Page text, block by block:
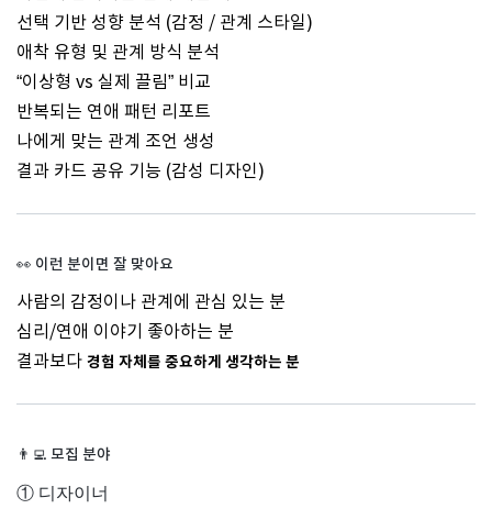
선택 기반 성향 분석 (감정 / 관계 스타일)
애착 유형 및 관계 방식 분석
“이상형 vs 실제 끌림” 비교
반복되는 연애 패턴 리포트
나에게 맞는 관계 조언 생성
결과 카드 공유 기능 (감성 디자인)
👀 이런 분이면 잘 맞아요
사람의 감정이나 관계에 관심 있는 분
심리/연애 이야기 좋아하는 분
결과보다 경험 자체를 중요하게 생각하는 분
👨‍💻 모집 분야
① 디자이너